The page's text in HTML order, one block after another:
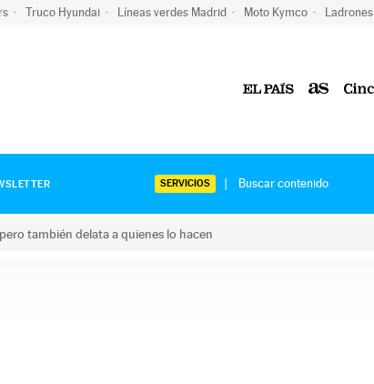
Truco Hyundai Líneas verdes Madrid Moto Kymco Ladrones
SERVICIOS
también delata a quienes lo hacen